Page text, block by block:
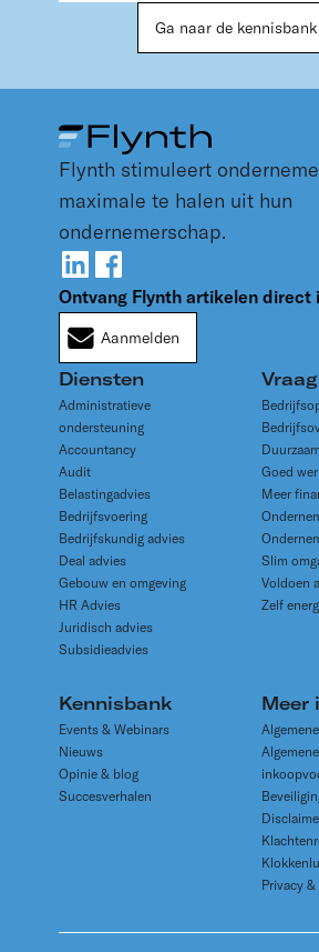
kunt maken.Ga naar de kennisbank
Flynth stimuleert
maximale te halen uit hun
ondernemerschap.
Ontvang Flynth artikelen direct
Aanmelden
Diensten
Administratieve
ondersteuning
Accountancy
Audit
Belastingadvies
Bedrijfsvoering
Bedrijfskundig advies
Deal advies
Gebouw en omgeving
HR Advies
Juridisch advies
Subsidieadvies
Goed
Meer
Slim
Voldoen
Zelf
Kennisbank
Events & Webinars
Nieuws
Opinie & blog
Succesverhalen
Meer
Algemene
Privacy